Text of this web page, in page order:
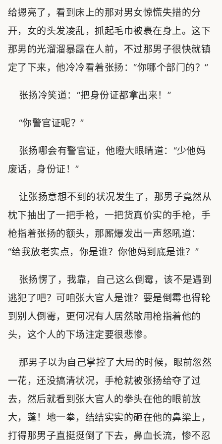
给摁亮了，看到床上的那对男女惊慌失措的分
开，女的头发凌乱，抓起毛巾被裹在身上。这下
那男的光溜溜暴露在人前，不过那男子很快就镇
定了下来，他冷冷看着张扬：“你哪个部门的？”
张扬冷笑道：“把身份证都拿出来！”
“你警官证呢？”
张扬哪会有警官证，他瞪大眼睛道：“少他妈
废话，身份证！”
让张扬意想不到的状况发生了，那男子竟然从
枕下抽出了一把手枪，一把货真价实的手枪，手
枪指着张扬的额头，那厮爆发出一声怒吼道：
“给我放老实点，你是谁？你他妈到底是谁？”
张扬愣了，我靠，自己这么倒霉，该不是遇到
逃犯了吧？可咱张大官人是谁？要是倒霉也得轮
到别人倒霉，更何况有人居然敢用枪指着他的
头，这个人的下场注定要很悲惨。
那男子以为自己掌控了大局的时候，眼前忽然
一花，还没搞清状况，手枪就被张扬给夺了过
去，然后就看到张大官人的拳头在他的眼前放
大，蓬！地一拳，结结实实的砸在他的鼻梁上，
打得那男子直挺挺倒了下去，鼻血长流，惨不忍